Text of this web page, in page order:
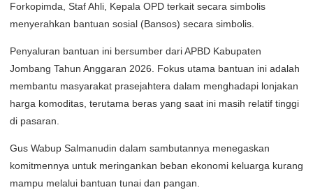
Forkopimda, Staf Ahli, Kepala OPD terkait secara simbolis
menyerahkan bantuan sosial (Bansos) secara simbolis.
Penyaluran bantuan ini bersumber dari APBD Kabupaten
Jombang Tahun Anggaran 2026. Fokus utama bantuan ini adalah
membantu masyarakat prasejahtera dalam menghadapi lonjakan
harga komoditas, terutama beras yang saat ini masih relatif tinggi
di pasaran.
Gus Wabup Salmanudin dalam sambutannya menegaskan
komitmennya untuk meringankan beban ekonomi keluarga kurang
mampu melalui bantuan tunai dan pangan.